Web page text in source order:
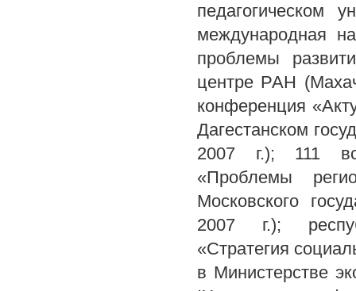
педагогическом
международная
проблемы
центре РАН
конференция
Дагестанском
2007 г.); 111
«Проблемы
Московского
2007 г.);
«Стратегия
в Министерстве